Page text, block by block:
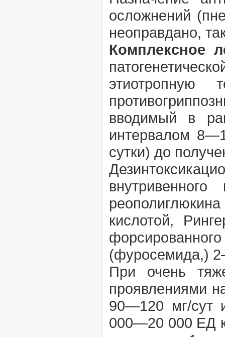
осложнений
неоправдано,
Комплексное
этиотропную
вводимый в
интервалом
сутки) до
кислотой,
(фуросемида,)
При очень
проявлениями
90—120 мг/сут
000—20 000 ЕД